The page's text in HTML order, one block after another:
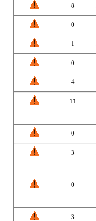
8
0
1
0
4
11
0
3
0
3